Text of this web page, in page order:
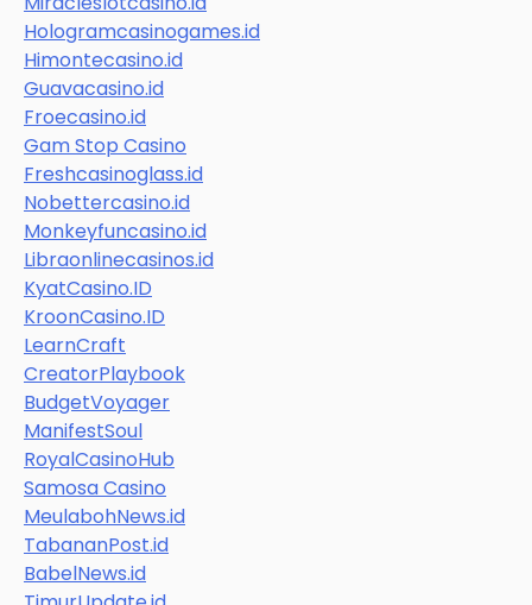
Hologramcasinogames.id
Himontecasino.id
Guavacasino.id
Froecasino.id
Gam Stop Casino
Freshcasinoglass.id
Nobettercasino.id
Monkeyfuncasino.id
Libraonlinecasinos.id
KyatCasino.ID
KroonCasino.ID
LearnCraft
CreatorPlaybook
BudgetVoyager
ManifestSoul
RoyalCasinoHub
Samosa Casino
MeulabohNews.id
TabananPost.id
BabelNews.id